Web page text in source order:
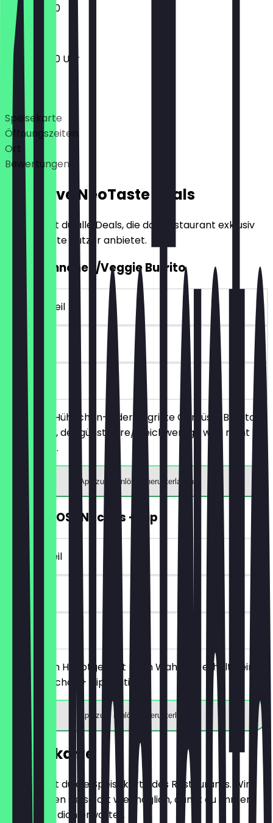
12:00 - 21:00
12:00 - 21:00 Uhr
Deals
Speisekarte
Öffnungszeiten
Ort
Bewertungen
Exklusive NeoTaste Deals
Hier findest du alle Deals, die das Restaurant exklusiv
für NeoTaste Nutzer anbietet.
2für1 Hähnchen/Veggie Burrito
~€ 10 Vorteil
90 Tage
vor Ort
Bestelle 2 Hühnchen- oder gegrillte Gemüse-Burritos
nach Wahl, der günstigere/gleichwertige wird nicht
berechnet.
App zum Einlösen herunterladen
KOSTENLOSE Nachos + Dip
~€ 5 Vorteil
90 Tage
Bestelle ein Hauptgericht nach Wahl und erhalte eine
Portion Nachos + Dip gratis.
App zum Einlösen herunterladen
Speisekarte
Hier findest du die Speisekarte des Restaurants. Wir
aktualisieren sie so oft wie möglich, damit du immer
weißt, was dich erwartet.